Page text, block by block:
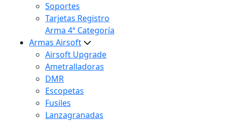
Soportes
Tarjetas Registro
Arma 4ª Categoría
Armas Airsoft
Airsoft Upgrade
Ametralladoras
DMR
Escopetas
Fusiles
Lanzagranadas